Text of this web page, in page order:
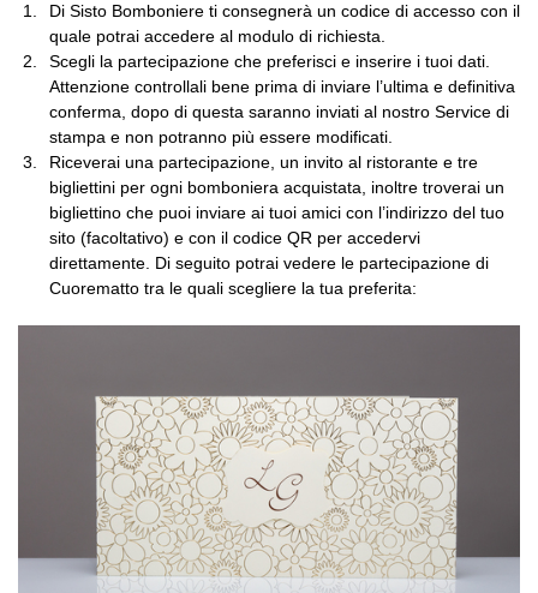
Di Sisto Bomboniere ti consegnerà un codice di accesso con il
quale potrai accedere al modulo di richiesta.
Scegli la partecipazione che preferisci e inserire i tuoi dati.
Attenzione controllali bene prima di inviare l’ultima e definitiva
conferma, dopo di questa saranno inviati al nostro Service di
stampa e non potranno più essere modificati.
Riceverai una partecipazione, un invito al ristorante e tre
bigliettini per ogni bomboniera acquistata, inoltre troverai un
bigliettino che puoi inviare ai tuoi amici con l’indirizzo del tuo
sito (facoltativo) e con il codice QR per accedervi
direttamente. Di seguito potrai vedere le partecipazione di
Cuorematto tra le quali scegliere la tua preferita: